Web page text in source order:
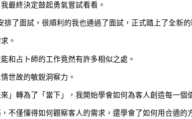
最終決定鼓起勇氣嘗試看看。
了面試，很順利的我也通過了面試，正式踏上了全新的
。
和占卜師的工作竟然有許多相似之處。
世故的敏銳洞察力。
」轉為了「當下」，我開始學會如何為客人創造每一個
不僅懂得如何觀察客人的需求，還學會了如何用合適的